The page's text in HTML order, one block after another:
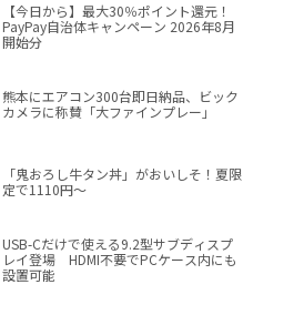
【今日から】最大30％ポイント還元！
PayPay自治体キャンペーン 2026年8月
開始分
熊本にエアコン300台即日納品、ビック
カメラに称賛「大ファインプレー」
「鬼おろし牛タン丼」がおいしそ！夏限
定で1110円～
USB-Cだけで使える9.2型サブディスプ
レイ登場 HDMI不要でPCケース内にも
設置可能